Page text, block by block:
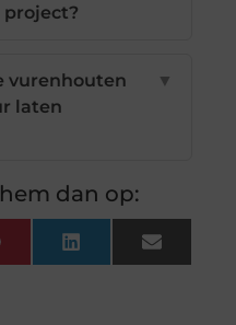
vurenhouten
laten
▼
dan op:
PinterestLinkedInEmail